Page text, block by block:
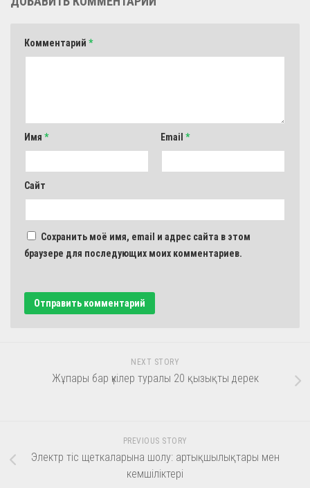
Комментарий *
Имя * Email *
Сайт
Сохранить моё имя, email и адрес сайта в этом
браузере для последующих моих комментариев.
NEXT STORY
Жұпары бар үкілер туралы 20 қызықты дерек
PREVIOUS STORY
Электр тіс щеткаларына шолу: артықшылықтары мен
кемшіліктері